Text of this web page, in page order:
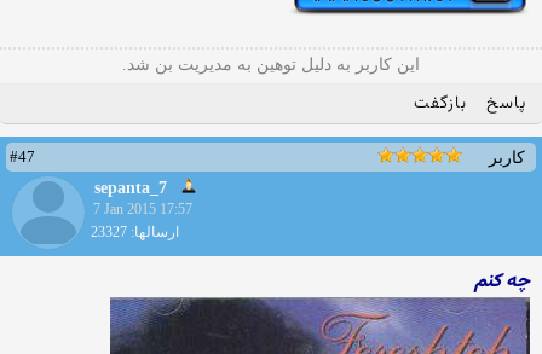
این کاربر به دلیل توهین به مدیریت بن شد.
پاسخ بازگفت
کاربر
#47
sepanta_7
7 Jan 2015 17:57
ارسالها: 23327
چه کنم